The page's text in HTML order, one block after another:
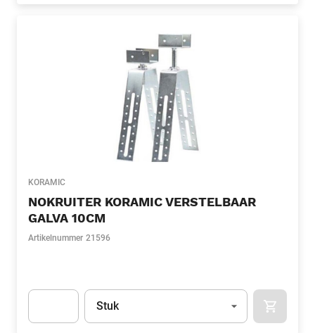
KORAMIC
NOKRUITER KORAMIC VERSTELBAAR
GALVA 10CM
Artikelnummer 21596
Eenheid
Stuk